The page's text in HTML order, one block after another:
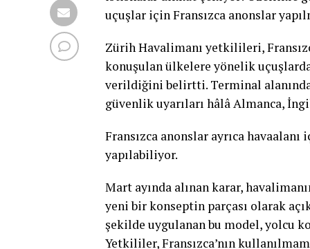
uçuşlar için Fransızca anonslar
Zürih Havalimanı yetkilileri,
konuşulan ülkelere yönelik
verildiğini belirtti. Terminal alanında
güvenlik uyarıları hâlâ Almanca,
Fransızca anonslar ayrıca
yapılabiliyor.
Mart ayında alınan karar,
yeni bir konseptin parçası olarak
şekilde uygulanan bu model, yolcu
Yetkililer, Fransızca’nın